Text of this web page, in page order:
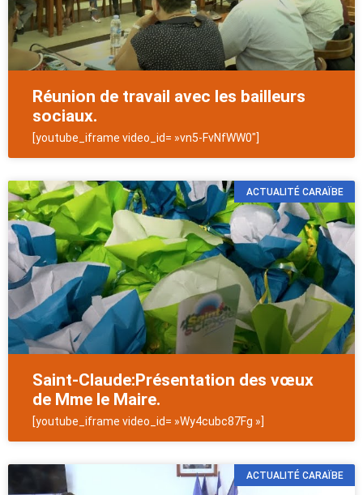
Réunion de travail avec les bailleurs
sociaux.
[youtube_iframe video_id= »vn5-FvNfWW0″]
ACTUALITÉ CARAÏBE
Saint-Claude:Présentation des vœux
de Mme le Maire.
[youtube_iframe video_id= »Wy4cubc87Fg »]
ACTUALITÉ CARAÏBE